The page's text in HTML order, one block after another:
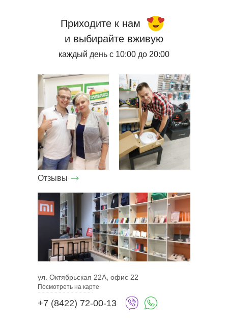
Приходите к нам
и выбирайте вживую
каждый день с 10:00 до 20:00
ул. Октябрьская 22А, офис 22
+7 (8422) 72-00-13
Посмотреть на карте
Отзывы